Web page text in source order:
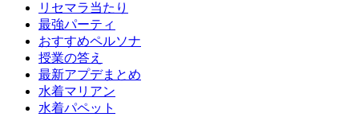
リセマラ当たり
最強パーティ
おすすめペルソナ
授業の答え
最新アプデまとめ
水着マリアン
水着パペット